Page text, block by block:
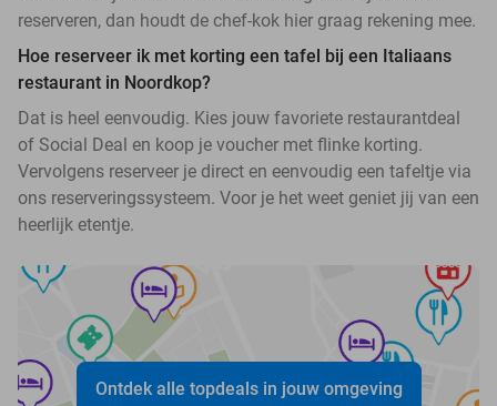
reserveren, dan houdt de chef-kok hier graag rekening mee.
Hoe reserveer ik met korting een tafel bij een Italiaans
restaurant in Noordkop?
Dat is heel eenvoudig. Kies jouw favoriete restaurantdeal
of Social Deal en koop je voucher met flinke korting.
Vervolgens reserveer je direct en eenvoudig een tafeltje via
ons reserveringssysteem. Voor je het weet geniet jij van een
heerlijk etentje.
Ontdek alle topdeals in jouw omgeving